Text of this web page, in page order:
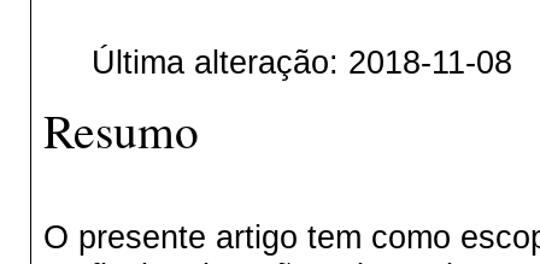
Última alteração: 2018-11-08
Resumo
O presente artigo tem como